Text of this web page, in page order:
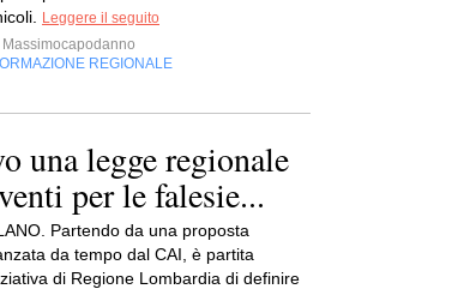
Leggere il seguito
Massimocapodanno
REGIONALE
una legge regionale
per le falesie...
Partendo da una proposta
da tempo dal CAI, è partita
di Regione Lombardia di definire